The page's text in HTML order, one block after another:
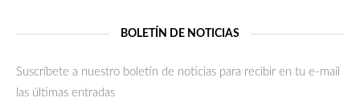
Bienvenidos
BOLETÍN DE NOTICIAS
Suscríbete a nuestro boletín de noticias para recibir en tu e-mail
las últimas entradas